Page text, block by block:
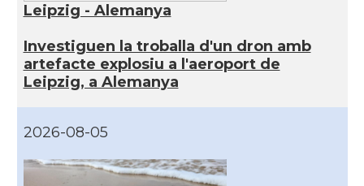
Leipzig - Alemanya
Investiguen la troballa d'un dron amb
artefacte explosiu a l'aeroport de
Leipzig, a Alemanya
2026-08-05